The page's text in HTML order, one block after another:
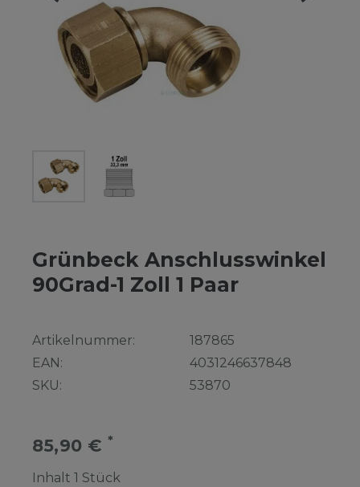
Grünbeck Anschlusswinkel
90Grad-1 Zoll 1 Paar
Artikelnummer:
EAN:
SKU:
187865
4031246637848
53870
85,90 € *
Inhalt 1 Stück